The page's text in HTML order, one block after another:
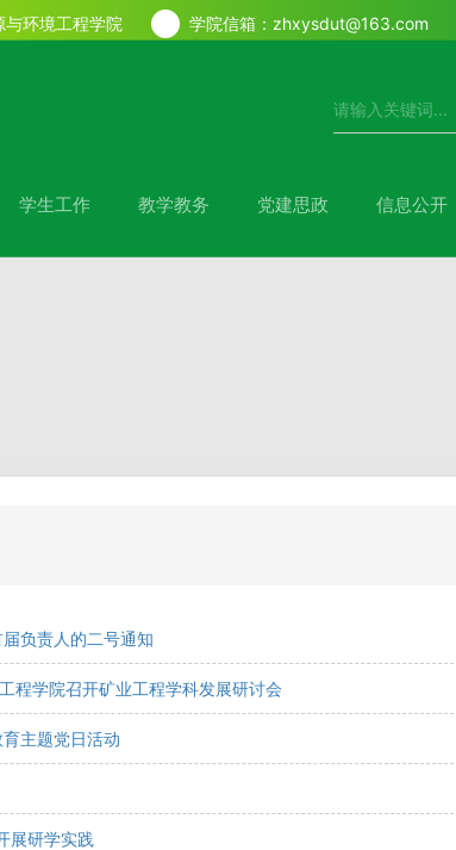
与环境工程学院 学院信箱：zhxysdut@163.com
学生工作 教学教务 党建思政 信息公开
负责人的二号通知
学院召开矿业工程学科发展研讨会
主题党日活动
展研学实践